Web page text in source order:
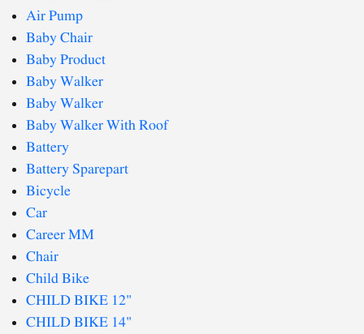
Air Pump
Baby Chair
Baby Product
Baby Walker
Baby Walker
Baby Walker With Roof
Battery
Battery Sparepart
Bicycle
Car
Career MM
Chair
Child Bike
CHILD BIKE 12"
CHILD BIKE 14"